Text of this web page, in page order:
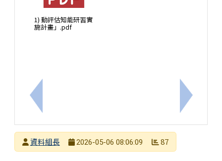
上一筆：有關佳里國小辦理身心障礙學生鑑定評估人
1) 動評估知能研習實
施計畫」.pdf
下一筆：
發布者
資料組長
2026-05-06 08:06:09 87